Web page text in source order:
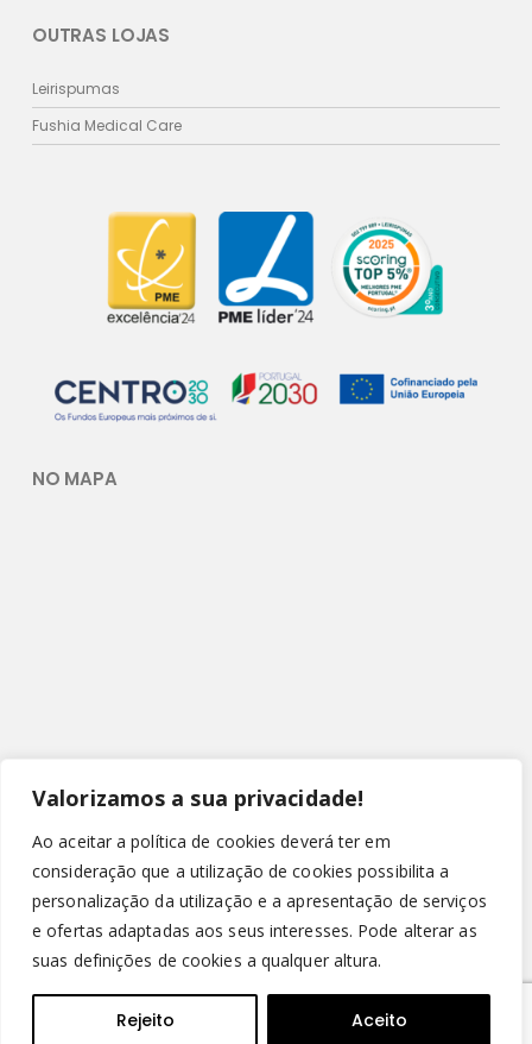
Valorizamos a sua privacidade!
Ao aceitar a política de cookies deverá ter em
consideração que a utilização de cookies possibilita a
personalização da utilização e a apresentação de serviços
e ofertas adaptadas aos seus interesses. Pode alterar as
suas definições de cookies a qualquer altura.
Rejeito Aceito
OUTRAS LOJAS
Leirispumas
Fushia Medical Care
NO MAPA
© Copyright 2022 - Leirispumas Lda. Todos os direitos
reservados.